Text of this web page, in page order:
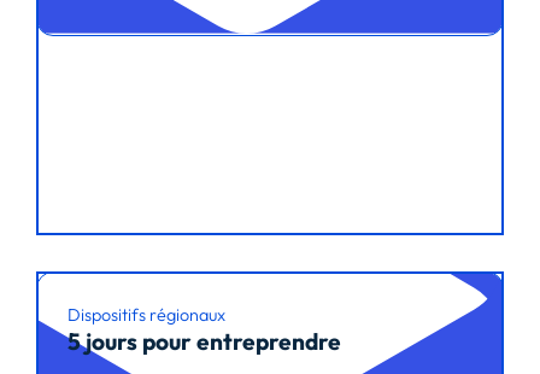
Dispositifs régionaux
5 jours pour entreprendre